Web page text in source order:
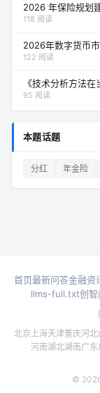
2026 年保险规划
118 阅读
2026年数字货币
122 阅读
《技术分析方法
95 阅读
本题话题
分红 年金险
首页最新问答金融资
llms-full.txt创智
北京 上海天津重庆河北
河南湖北湖南广东
©